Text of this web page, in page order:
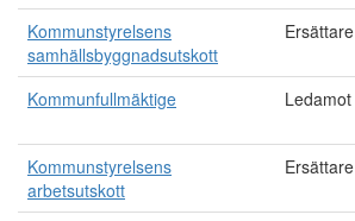
Kommunstyrelsens
samhällsbyggnadsutskott
Ersättare
Kommunfullmäktige
Ledamot
Kommunstyrelsens
arbetsutskott
Ersättare